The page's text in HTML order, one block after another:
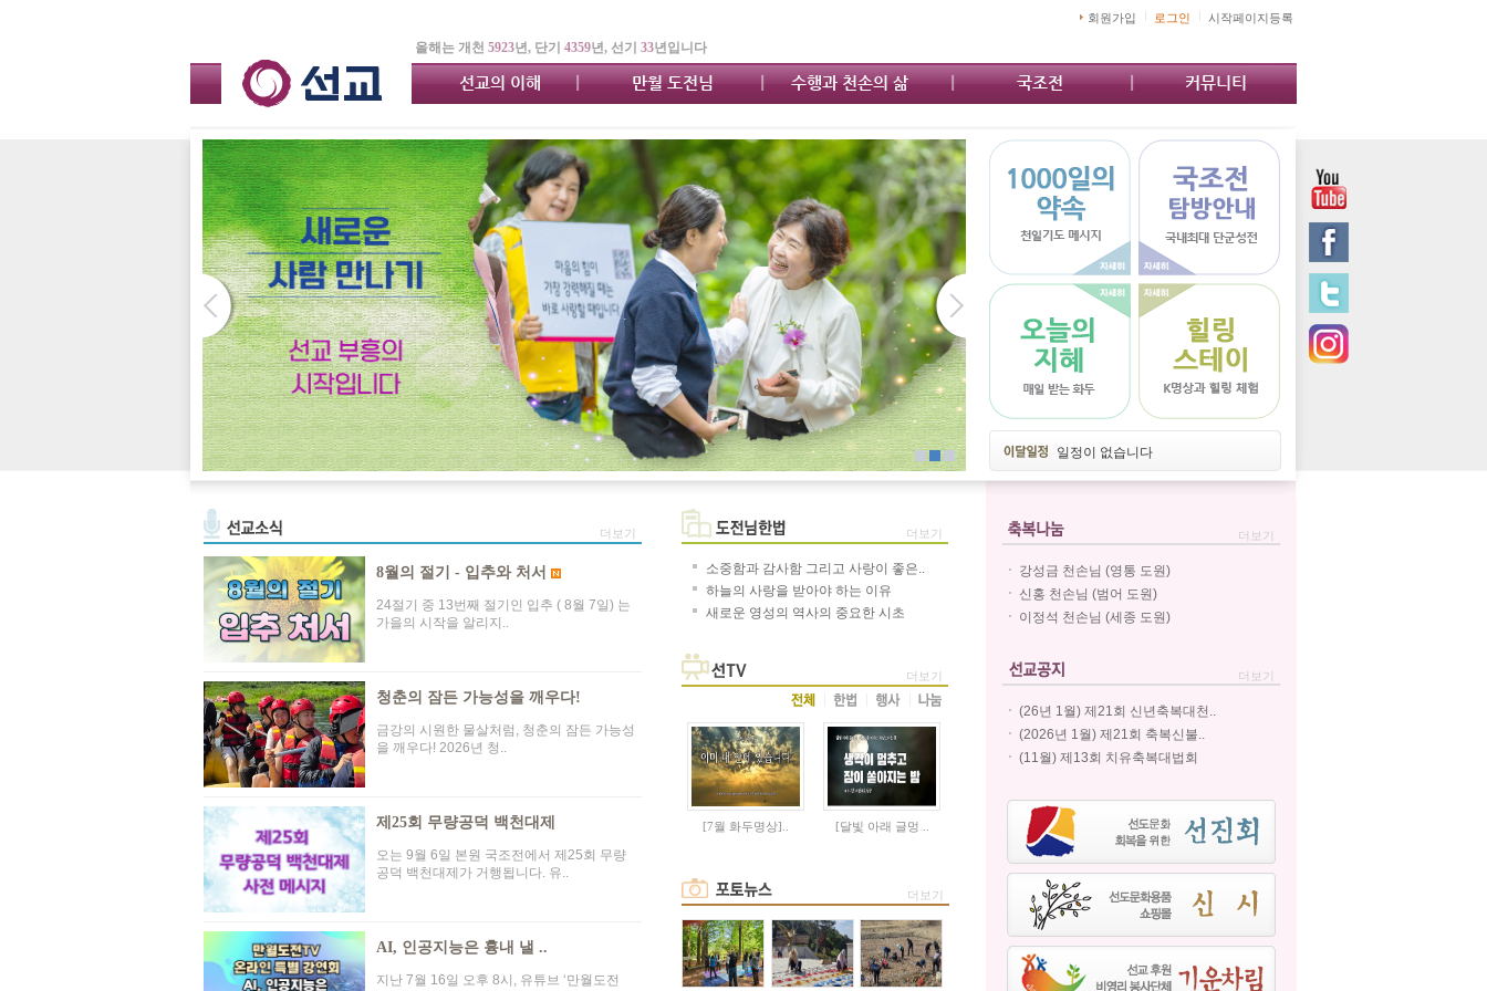
올해는 개천 5923년, 단기 4359년, 선기 33년입니다
회원가입 로그인 시작페이지등록
선교의 이해 만월 도전님 수행과 천손의 삶 국조전 커뮤니티
일정이 없습니다
8월의 절기 - 입추와 처서
24절기 중 13번째 절기인 입추 ( 8월 7일) 는
가을의 시작을 알리지..
청춘의 잠든 가능성을 깨우다!
금강의 시원한 물살처럼, 청춘의 잠든 가능성
을 깨우다! 2026년 청..
제25회 무량공덕 백천대제
오는 9월 6일 본원 국조전에서 제25회 무량
공덕 백천대제가 거행됩니다. 유..
AI, 인공지능은 흉내 낼 ..
지난 7월 16일 오후 8시, 유튜브 ‘만월도전
더보기
소중함과 감사함 그리고 사랑이 좋은..
하늘의 사랑을 받아야 하는 이유
새로운 영성의 역사의 중요한 시초
더보기
[7월 화두명상].. [달빛 아래 글멍 ..
더보기
더보기
강성금 천손님 (영통 도원)
신홍 천손님 (범어 도원)
이정석 천손님 (세종 도원)
더보기
(26년 1월) 제21회 신년축복대천..
(2026년 1월) 제21회 축복신불..
(11월) 제13회 치유축복대법회
더보기